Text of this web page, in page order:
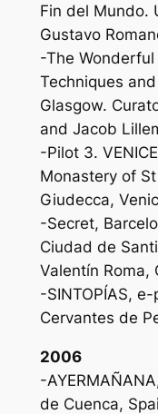
Fin del Mundo.
Gustavo
-The
Techniques
Glasgow.
and Jacob
-Pilot 3.
Monastery of
Giudecca,
-Secret,
Ciudad de
Valentín Roma,
-SINTOPÍAS,
Cervantes de
2006
-
de Cuenca,